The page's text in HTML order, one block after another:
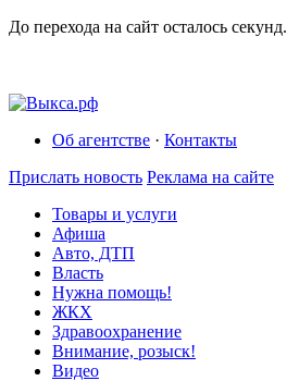
До перехода на сайт осталось секунд.
Об агентстве · Контакты
Прислать новость Реклама на сайте
Товары и услуги
Афиша
Авто, ДТП
Власть
Нужна помощь!
ЖКХ
Здравоохранение
Внимание, розыск!
Видео